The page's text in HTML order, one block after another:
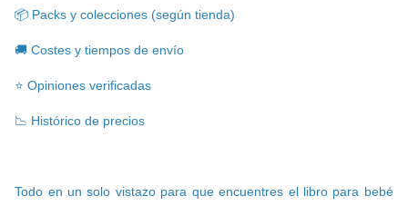
📦 Packs y colecciones (según tienda)
🚚 Costes y tiempos de envío
⭐ Opiniones verificadas
📉 Histórico de precios
Todo en un solo vistazo para que encuentres el libro para bebé